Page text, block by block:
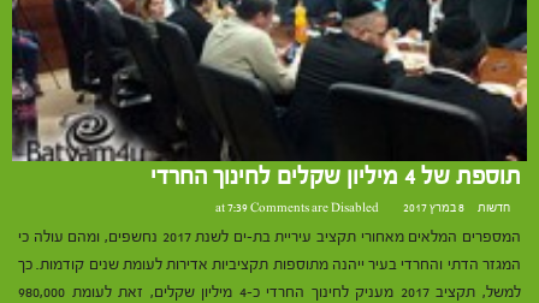
תוספת של 4 מיליון שקלים לחינוך החרדי
חדשות 8 במרץ 2017 at 7:39 Comments are Disabled
המספרים המלאים מאחורי תקציב עיריית בת-ים לשנת 2017 נחשפים, ומהם עולה כי
המגזר הדתי והחרדי בעיר ייהנה מתוספות תקציביות אדירות לעומת שנים קודמות. כך
למשל, תקציב 2017 מעניק לחינוך החרדי כ-4 מיליון שקלים, זאת לעומת 980,000